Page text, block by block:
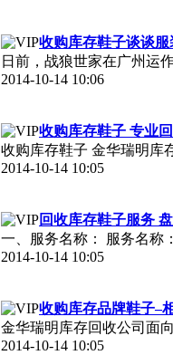
收购库存鞋子谈谈服
日前，战狼世家在广州运
2014-10-14 10:06
收购库存鞋子 专业
收购库存鞋子 金华瑞明库
2014-10-14 10:05
回收库存鞋子服务
一、服务名称： 服务名称
2014-10-14 10:05
收购库存品牌鞋子–
金华瑞明库存回收公司面
2014-10-14 10:05